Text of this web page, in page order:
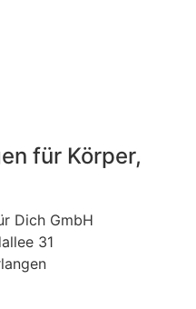
für Körper,
Dich GmbH
31